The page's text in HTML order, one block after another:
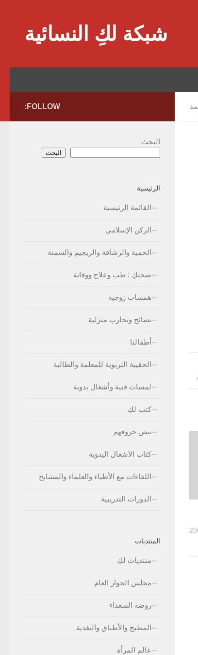
شبكة لكِ النسائية
FOLLOW:
البحث
البحث
الرئيسية
القائمة الرئيسية
الركن الإسلامي
الحمية والرشاقة والريجيم والسمنة
صحتكِ : طب وعلاج ووقاية
همسات زوجية
نصائح وتجارب منزلية
أطفالنا
الحقيبة التربوية للمعلمة والطالبة
لمسات فنية وأشغال يدوية
كتب لكِ
نبض حروفهم
كتاب الأشغال اليدوية
اللقاءات مع الأطباء والعلماء والمشايخ
الدورات التدريبية
المنتديات
منتديات لكِ
مجلس الحوار العام
روضة السعداء
المطبخ والأطباق والتغذية
عالم المرأة